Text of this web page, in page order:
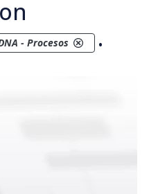
- Procesos .